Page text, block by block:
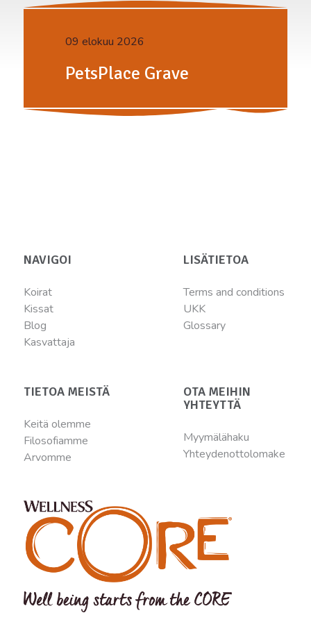
09 elokuu 2026
PetsPlace Grave
NAVIGOI
Koirat
Kissat
Blog
Kasvattaja
LISÄTIETOA
Terms and conditions
UKK
Glossary
TIETOA MEISTÄ
Keitä olemme
Filosofiamme
Arvomme
OTA MEIHIN
YHTEYTTÄ
Myymälähaku
Yhteydenottolomake